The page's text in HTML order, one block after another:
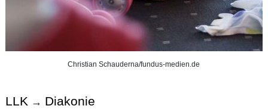
Christian Schauderna/fundus-medien.de
LLK → Diakonie